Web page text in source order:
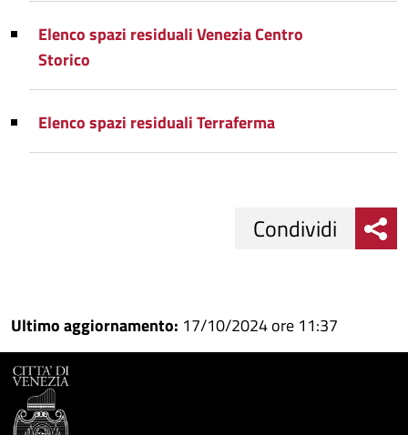
Elenco spazi residuali Venezia Centro
Storico
Elenco spazi residuali Terraferma
su
Facebook
Condividi
su
Condividi
Condividi
Ultimo aggiornamento: 17/10/2024 ore 11:37